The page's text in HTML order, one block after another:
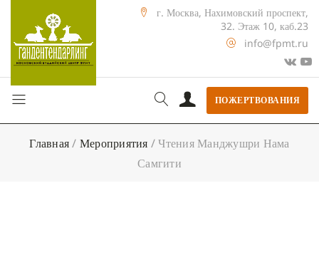
г. Москва, Нахимовский проспект,
32. Этаж 10, каб.23
info@fpmt.ru
ПОЖЕРТВОВАНИЯ
Главная/ Мероприятия /Чтения Манджушри Нама
Самгити